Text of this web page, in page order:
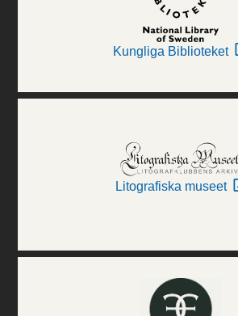
Kungliga Biblioteket
Litografiska museet